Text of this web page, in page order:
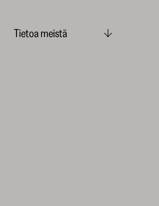
Tietoa meistä